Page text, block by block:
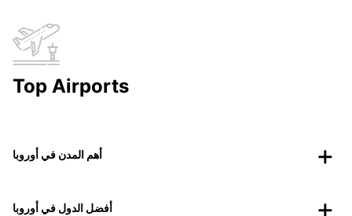
Top Airports
أهم المدن في أوروبا
أفضل الدول في أوروبا